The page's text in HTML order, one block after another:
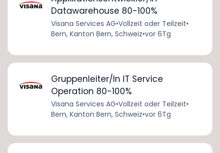
Datawarehouse 80-100%
Visana Services AG•Vollzeit oder Teilzeit•
Bern, Kanton Bern, Schweiz•vor 6Tg
Gruppenleiter/In IT Service
Operation 80-100%
Visana Services AG•Vollzeit oder Teilzeit•
Bern, Kanton Bern, Schweiz•vor 6Tg